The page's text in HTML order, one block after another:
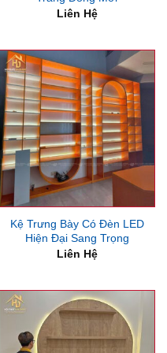
Liên Hệ
Kệ Trưng Bày Có Đèn LED
Hiện Đại Sang Trọng
Liên Hệ